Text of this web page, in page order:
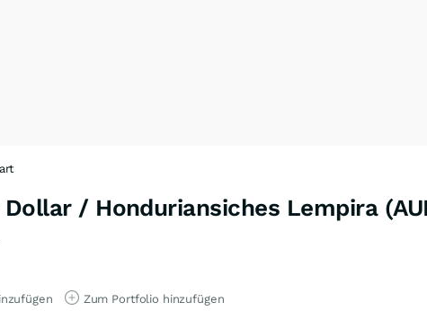
/ Honduriansiches Lempira
Zum Portfolio hinzufügen